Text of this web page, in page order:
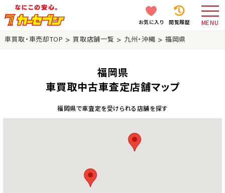
お気に入り 閲覧履歴 MENU
車買取・車売却TOP > 買取店舗一覧 > 九州・沖縄 > 福岡県
福岡県
車買取中古車査定店舗マップ
福岡県で車査定を受けられる店舗を探す